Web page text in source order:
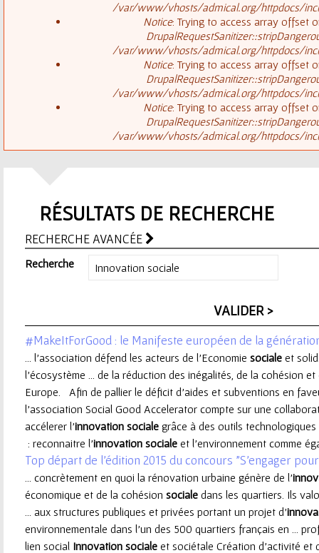
e
d
r
r
e
u
r
/var/www/vhosts/admical.org/httpdocs/
Notice: Trying to access array offset
/var/www/vhosts/admical.org/httpdocs/
Notice: Trying to access array offset
/var/www/vhosts/admical.org/httpdocs/
Notice: Trying to access array offset
/var/www/vhosts/admical.org/httpdocs/
RÉSULTATS DE RECHERCHE
RECHERCHE AVANCÉE
Recherche
#MakeItForGood : le Manifeste européen de la
... l’association défend les acteurs de l’Economie sociale et
l’écosystème ... de la réduction des inégalités, de la cohésion et
Europe. Afin de pallier le déficit d’aides et subventions en
l’association Social Good Accelerator compte sur une
accélerer l’innovation sociale grâce à des outils
: reconnaitre l’innovation sociale et l’environnement comme
Top départ de l'édition 2015 du concours "S'engager
... concrètement en quoi la rénovation urbaine génère de l’
économique et de la cohésion sociale dans les quartiers. Ils
... aux structures publiques et privées portant un projet d’
environnementale dans l’un des 500 quartiers français en ...
lien social Innovation sociale et sociétale Création d'activité et